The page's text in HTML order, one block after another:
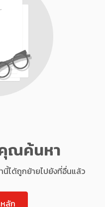
ณค้นหา
ได้ถูกย้ายไปยังที่อื่นแล้ว
ลัก